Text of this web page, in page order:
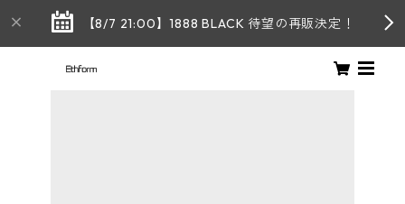
【8/7 21:00】1888 BLACK 待望の再販決定！